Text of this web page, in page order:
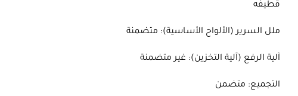
قطيفه
ملل السرير (الألواح الأساسية): متضمنة
آلية الرفع (آلية التخزين): غير متضمنة
التجميع: متضمن